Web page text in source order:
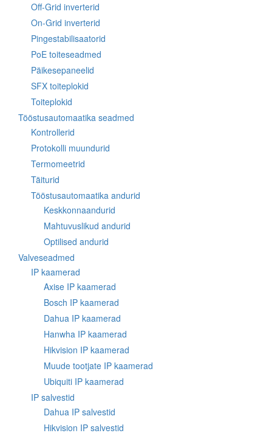
Off-Grid inverterid
On-Grid inverterid
Pingestabilisaatorid
PoE toiteseadmed
Päikesepaneelid
SFX toiteplokid
Toiteplokid
Tööstusautomaatika seadmed
Kontrollerid
Protokolli muundurid
Termomeetrid
Täiturid
Tööstusautomaatika andurid
Keskkonnaandurid
Mahtuvuslikud andurid
Optilised andurid
Valveseadmed
IP kaamerad
Axise IP kaamerad
Bosch IP kaamerad
Dahua IP kaamerad
Hanwha IP kaamerad
Hikvision IP kaamerad
Muude tootjate IP kaamerad
Ubiquiti IP kaamerad
IP salvestid
Dahua IP salvestid
Hikvision IP salvestid